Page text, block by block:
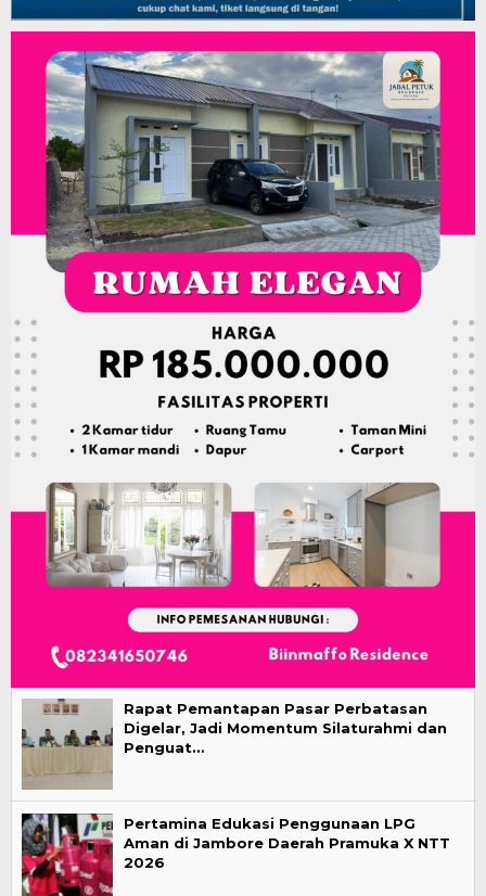
Rapat Pemantapan Pasar Perbatasan
Digelar, Jadi Momentum Silaturahmi dan
Penguat…
Pertamina Edukasi Penggunaan LPG
Aman di Jambore Daerah Pramuka X NTT
2026